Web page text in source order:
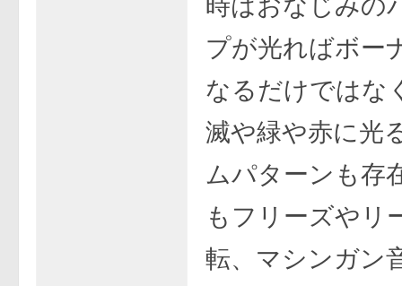
時はおなじみの
プが光ればボー
なるだけではな
滅や緑や赤に光
ムパターンも存
もフリーズやリ
転、マシンガン